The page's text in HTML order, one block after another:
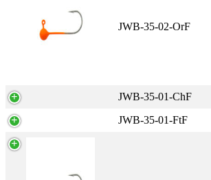
JWB-35-02-OrF
JWB-35-01-ChF
JWB-35-01-FtF